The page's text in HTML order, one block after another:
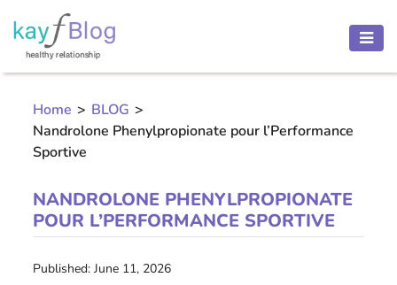
HEALTH
BEAUTY
MOTHER
CHILD
PREGNANCY
RECIPES
Home > BLOG >
Nandrolone Phenylpropionate pour l’Performance
Sportive
NANDROLONE PHENYLPROPIONATE
POUR L’PERFORMANCE SPORTIVE
Published: June 11, 2026